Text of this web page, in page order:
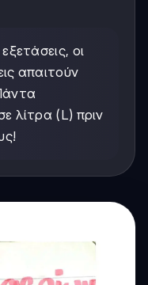
εξετάσεις, οι
απαιτούν
λίτρα (L) πριν